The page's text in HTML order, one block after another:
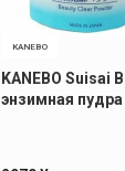
KANEBO
KANEBO Suisai
энзимная